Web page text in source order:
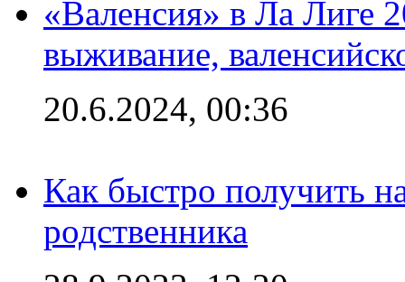
«Валенсия» в Ла Лиге
выживание,
20.6.2024, 00:36
Как быстро получить
родственника